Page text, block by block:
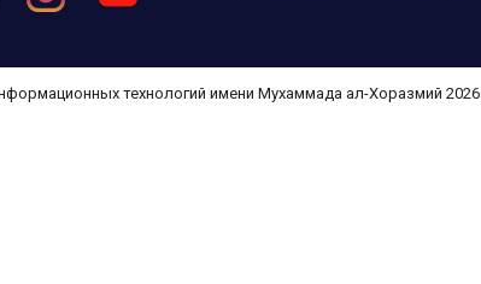
технологий имени Мухаммада ал-Хоразмий 2026